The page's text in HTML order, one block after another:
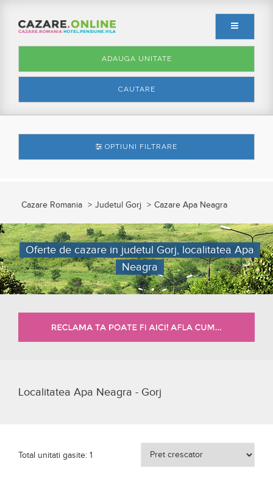
CAUTARE
ADAUGA UNITATE
OPTIUNI FILTRARE
Cazare Romania Judetul Gorj Cazare Apa Neagra
Oferte de cazare in judetul Gorj, localitatea Apa
Neagra
Localitatea Apa Neagra - Gorj
Total unitati gasite: 1